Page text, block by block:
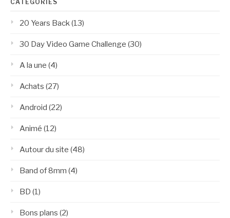
CATÉGORIES
20 Years Back(13)
30 Day Video Game Challenge (30)
A la une (4)
Achats (27)
Android (22)
Animé (12)
Autour du site (48)
Band of 8mm (4)
BD (1)
Bons plans (2)